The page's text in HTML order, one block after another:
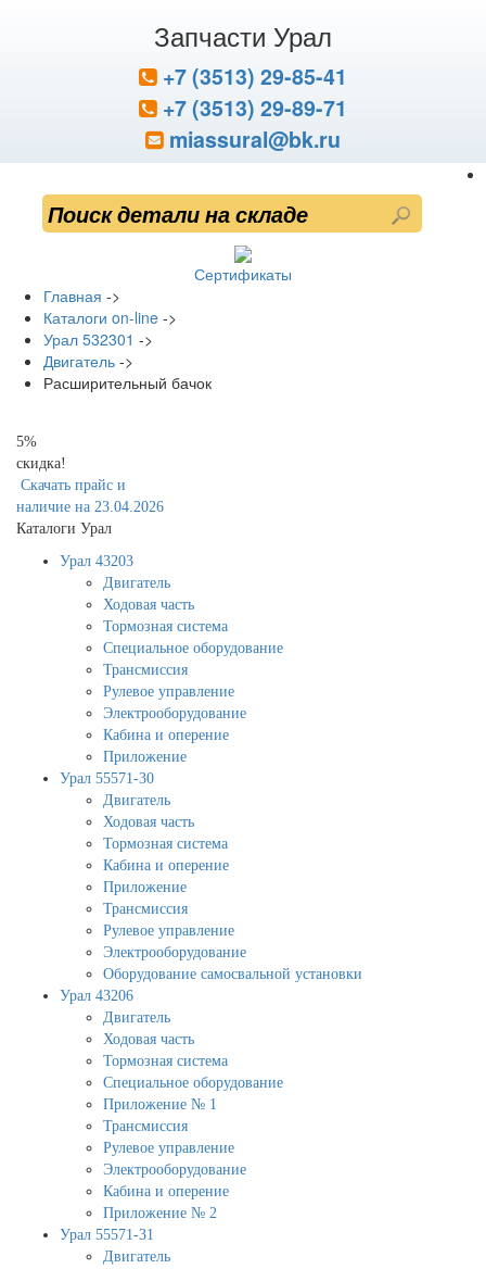
Запчасти Урал
+7 (3513) 29-85-41
+7 (3513) 29-89-71
miassural@bk.ru
Сертификаты
Главная ->
Каталоги on-line ->
Урал 532301 ->
Двигатель ->
Расширительный бачок
5%
скидка!
Скачать прайс и
наличие на 23.04.2026
Каталоги Урал
Урал 43203
Двигатель
Ходовая часть
Тормозная система
Специальное оборудование
Трансмиссия
Рулевое управление
Электрооборудование
Кабина и оперение
Приложение
Урал 55571-30
Двигатель
Ходовая часть
Тормозная система
Кабина и оперение
Приложение
Трансмиссия
Рулевое управление
Электрооборудование
Оборудование самосвальной установки
Урал 43206
Двигатель
Ходовая часть
Тормозная система
Специальное оборудование
Приложение № 1
Трансмиссия
Рулевое управление
Электрооборудование
Кабина и оперение
Приложение № 2
Урал 55571-31
Двигатель